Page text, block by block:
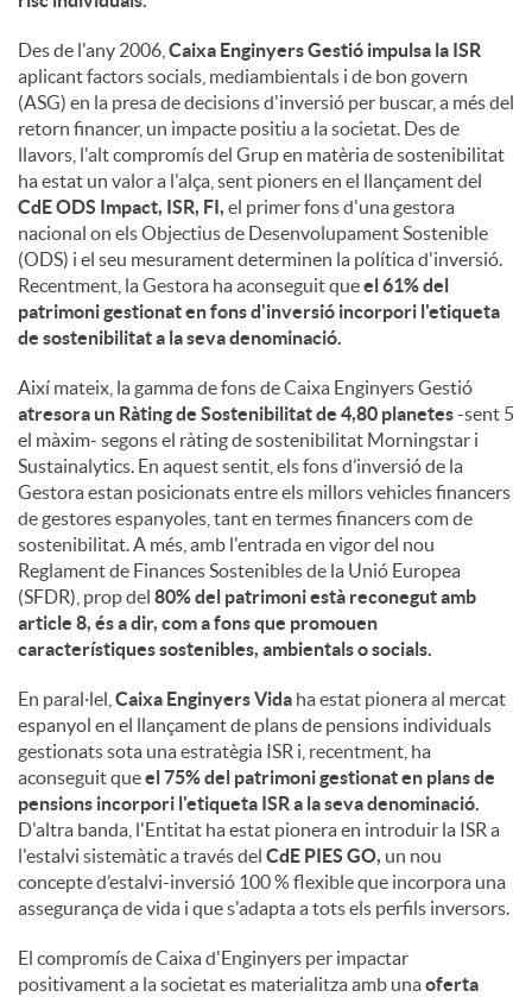
Des de l'any 2006, Caixa Enginyers Gestió impulsa la ISR
aplicant factors socials, mediambientals i de bon govern
(ASG) en la presa de decisions d'inversió per buscar, a més del
retorn financer, un impacte positiu a la societat. Des de
llavors, l'alt compromís del Grup en matèria de sostenibilitat
ha estat un valor a l'alça, sent pioners en el llançament del
CdE ODS Impact, ISR, FI, el primer fons d'una gestora
nacional on els Objectius de Desenvolupament Sostenible
(ODS) i el seu mesurament determinen la política d'inversió.
Recentment, la Gestora ha aconseguit queel 61% del
patrimoni gestionat en fons d'inversió incorpori l'etiqueta
de sostenibilitat a la seva denominació.
Així mateix, la gamma de fons de Caixa Enginyers Gestió
atresora un Ràting de Sostenibilitat de 4,80 planetes-sent 5
el màxim- segons el ràting de sostenibilitat Morningstar i
Sustainalytics. En aquest sentit, els fons d’inversió de la
Gestora estan posicionats entre els millors vehicles financers
de gestores espanyoles, tant en termes financers com de
sostenibilitat. A més, amb l'entrada en vigor del nou
Reglament de Finances Sostenibles de la Unió Europea
(SFDR), prop del 80% del patrimoni està reconegut amb
article 8, és a dir, com a fons que promouen
característiques sostenibles, ambientals o socials.
En paral·lel, Caixa Enginyers Vida ha estat pionera al mercat
espanyol en el llançament de plans de pensions individuals
gestionats sota una estratègia ISR i, recentment, ha
aconseguit queel 75% del patrimoni gestionat en plans de
pensions incorpori l'etiqueta ISR a la seva denominació.
D'altra banda, l'Entitat ha estat pionera en introduir la ISR a
l'estalvi sistemàtic a través del CdE PIES GO, un nou
concepte d’estalvi-inversió 100 % flexible que incorpora una
assegurança de vida i que s'adapta a tots els perfils inversors.
El compromís de Caixa d'Enginyers per impactar
positivament a la societat es materialitza amb unaoferta